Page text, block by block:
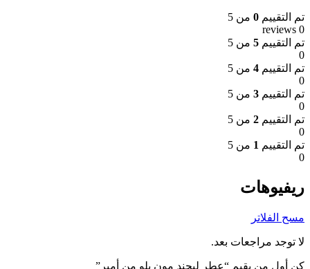
تم التقييم 0 من 5
0 reviews
تم التقييم 5 من 5
0
تم التقييم 4 من 5
0
تم التقييم 3 من 5
0
تم التقييم 2 من 5
0
تم التقييم 1 من 5
0
ريفيوهات
مسح الفلاتر
لا توجد مراجعات بعد.
كن أول من يقيم “عطر ليجند مون بلو من أمبر”